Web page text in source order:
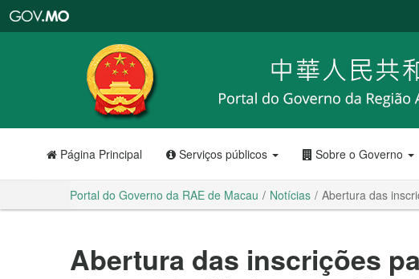
RAE
de
Macau
Página Principal Serviços públicos Sobre o Governo
Portal do Governo da RAE de Macau Notícias Abertura das
Abertura das inscrições